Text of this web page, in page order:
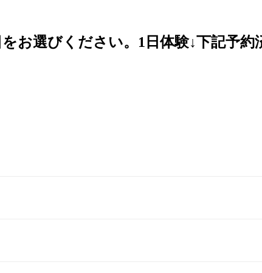
選びください。1日体験↓下記予約